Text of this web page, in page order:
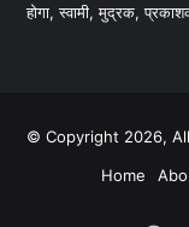
होगा, स्वामी, मुद्रक,
© Copyright 2026,
Home